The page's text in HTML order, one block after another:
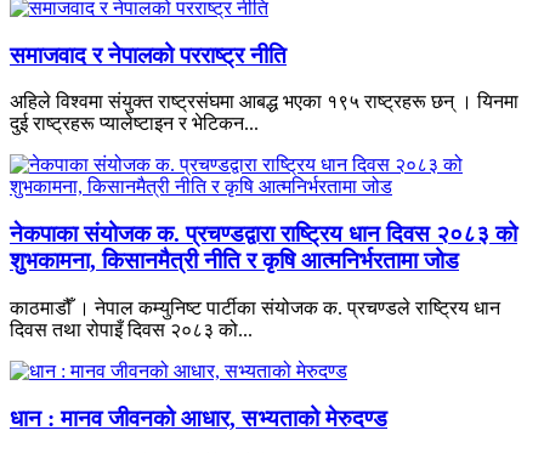
समाजवाद र नेपालको परराष्ट्र नीति
अहिले विश्वमा संयुक्त राष्ट्रसंघमा आबद्ध भएका १९५ राष्ट्रहरू छन् । यिनमा
दुई राष्ट्रहरू प्यालेष्टाइन र भेटिकन...
नेकपाका संयोजक क. प्रचण्डद्वारा राष्ट्रिय धान दिवस २०८३ को
शुभकामना, किसानमैत्री नीति र कृषि आत्मनिर्भरतामा जोड
काठमाडौँ । नेपाल कम्युनिष्ट पार्टीका संयोजक क. प्रचण्डले राष्ट्रिय धान
दिवस तथा रोपाइँ दिवस २०८३ को...
धान : मानव जीवनको आधार, सभ्यताको मेरुदण्ड